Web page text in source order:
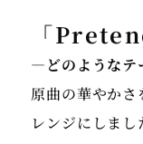
「
―どのようなテ
原曲の華やかさ
レンジにしまし